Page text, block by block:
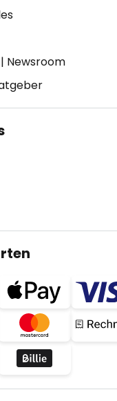
| Newsroom